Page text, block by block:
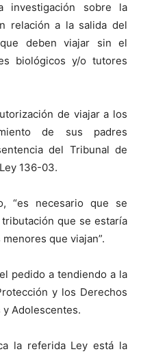
investigación sobre la
relación a la salida del
deben viajar sin el
biológicos y/o tutores
de viajar a los
de sus padres
del Tribunal de
136-03.
“es necesario que se
que se estaría
que viajan”.
pedido a tendiendo a la
y los Derechos
y Adolescentes.
la referida Ley está la